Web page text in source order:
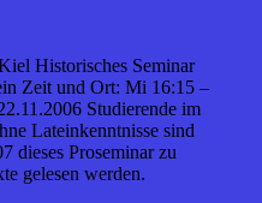
Historisches Seminar
Zeit und Ort: Mi 16:15 –
Studierende im
Lateinkenntnisse sind
dieses Proseminar zu
gelesen werden.